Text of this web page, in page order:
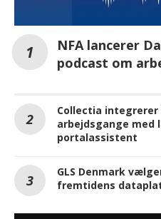
NFA lancerer
podcast om
Collectia
arbejdsgange med
portalassistent
GLS Denmark
fremtidens